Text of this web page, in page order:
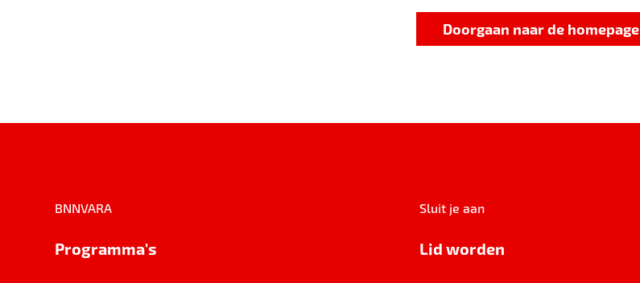
Doorgaan naar de homepage
BNNVARA
Programma's
Sluit je aan
Lid worden